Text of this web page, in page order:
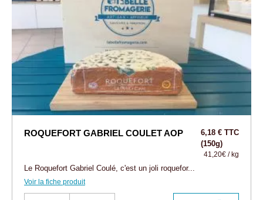
ROQUEFORT GABRIEL COULET AOP
6,18 € TTC
(150g)
41,20€ / kg
Le Roquefort Gabriel Coulé, c'est un joli roquefor...
Voir la fiche produit